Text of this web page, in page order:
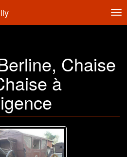
Chaise
à